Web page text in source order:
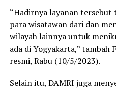
“Hadirnya layanan
para wisatawan dari dan
wilayah lainnya untuk
ada di Yogyakarta,” tambah
resmi, Rabu (10/5/2023).
Selain itu, DAMRI juga